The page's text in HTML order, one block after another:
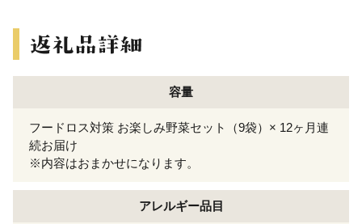
容量
フードロス対策 お楽しみ野菜セット（9袋）× 12ヶ月連
続お届け
※内容はおまかせになります。
アレルギー品目